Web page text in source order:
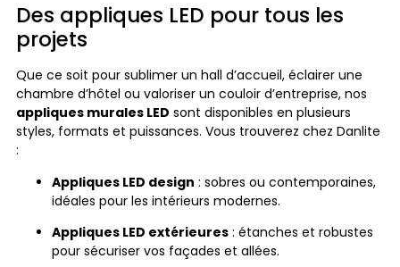
Des appliques LED pour tous les
projets
Que ce soit pour sublimer un hall d’accueil, éclairer une
chambre d’hôtel ou valoriser un couloir d’entreprise, nos
appliques murales LED sont disponibles en plusieurs
styles, formats et puissances. Vous trouverez chez Danlite
:
Appliques LED design : sobres ou contemporaines,
idéales pour les intérieurs modernes.
Appliques LED extérieures: étanches et robustes
pour sécuriser vos façades et allées.